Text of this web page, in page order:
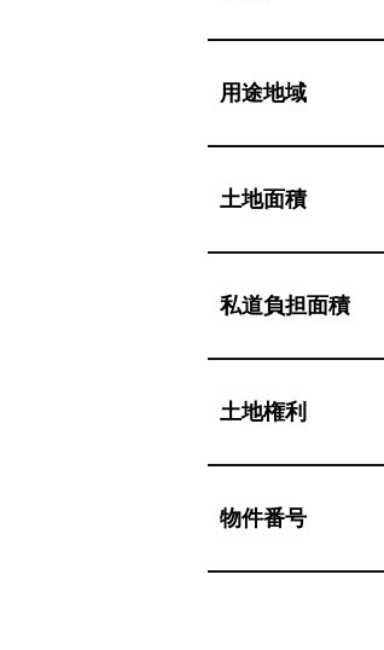
用途地域
土地面積
私道負担面積
土地権利
物件番号